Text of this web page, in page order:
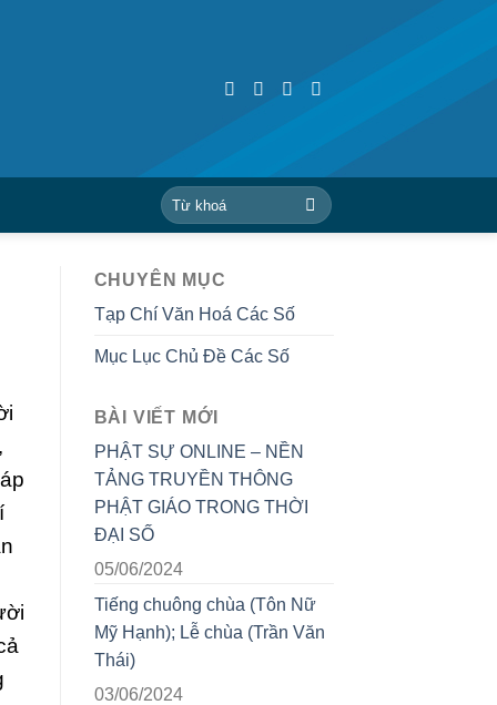
CHUYÊN MỤC
Tạp Chí Văn Hoá Các Số
Mục Lục Chủ Đề Các Số
BÀI VIẾT MỚI
PHẬT SỰ ONLINE – NỀN
TẢNG TRUYỀN THÔNG
PHẬT GIÁO TRONG THỜI
ĐẠI SỐ
05/06/2024
Tiếng chuông chùa (Tôn Nữ
Mỹ Hạnh); Lễ chùa (Trần Văn
Thái)
03/06/2024